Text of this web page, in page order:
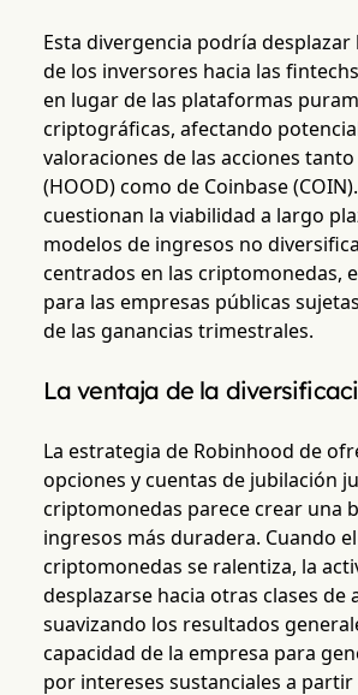
Esta divergencia podría
de los inversores hacia las
en lugar de las plataformas
criptográficas, afectando
valoraciones de las acciones
(HOOD) como de Coinbase
cuestionan la viabilidad a largo
modelos de ingresos no
centrados en las criptomonedas,
para las empresas públicas
de las ganancias trimestrales.
La ventaja de la
La estrategia de Robinhood de
opciones y cuentas de jubilación
criptomonedas parece crear una
ingresos más duradera. Cuando
criptomonedas se ralentiza, la
desplazarse hacia otras clases de
suavizando los resultados
capacidad de la empresa para
por intereses sustanciales a partir